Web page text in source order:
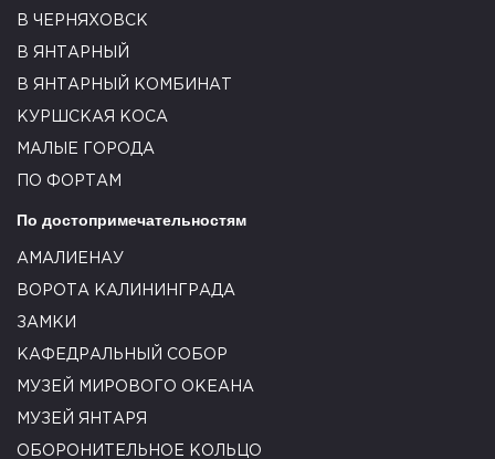
В ЧЕРНЯХОВСК
В ЯНТАРНЫЙ
В ЯНТАРНЫЙ КОМБИНАТ
КУРШСКАЯ КОСА
МАЛЫЕ ГОРОДА
ПО ФОРТАМ
По достопримечательностям
АМАЛИЕНАУ
ВОРОТА КАЛИНИНГРАДА
ЗАМКИ
КАФЕДРАЛЬНЫЙ СОБОР
МУЗЕЙ МИРОВОГО ОКЕАНА
МУЗЕЙ ЯНТАРЯ
ОБОРОНИТЕЛЬНОЕ КОЛЬЦО